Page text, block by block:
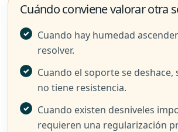
Cuándo conviene valorar otra
Cuando hay humedad
resolver.
Cuando el soporte se deshace,
no tiene resistencia.
Cuando existen desniveles
requieren una regularización